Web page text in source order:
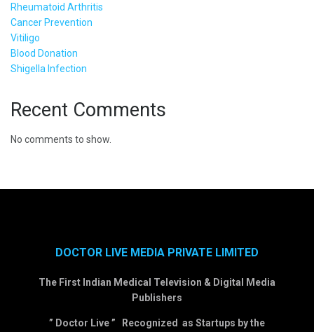
Rheumatoid Arthritis
Cancer Prevention
Vitiligo
Blood Donation
Shigella Infection
Recent Comments
No comments to show.
DOCTOR LIVE MEDIA PRIVATE LIMITED
The First Indian Medical Television & Digital Media
Publishers
” Doctor Live ” Recognized as Startups by the